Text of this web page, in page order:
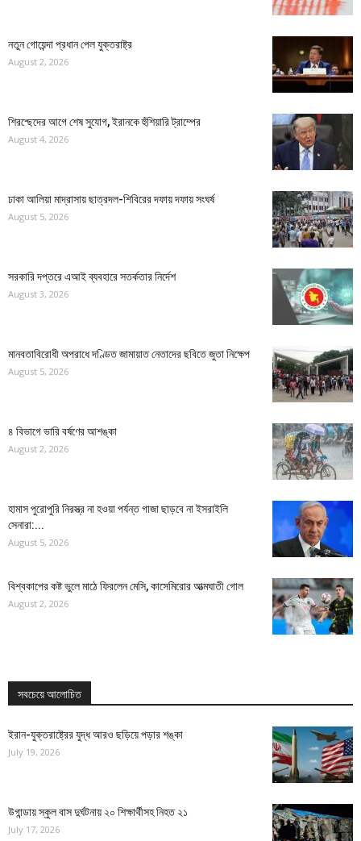
নতুন গোয়েন্দা প্রধান পেল যুক্তরাষ্ট্র
August 2, 2026
শিরশ্ছেদের আগে শেষ সুযোগ, ইরানকে হুঁশিয়ারি ট্রাম্পের
August 4, 2026
ঢাকা আলিয়া মাদ্রাসায় ছাত্রদল-শিবিরের দফায় দফায় সংঘর্ষ
August 5, 2026
সরকারি দপ্তরে এআই ব্যবহারে সতর্কতার নির্দেশ
August 3, 2026
মানবতাবিরোধী অপরাধে দণ্ডিত জামায়াত নেতাদের ছবিতে জুতা নিক্ষেপ
August 5, 2026
৪ বিভাগে ভারি বর্ষণের আশঙ্কা
August 2, 2026
হামাস পুরোপুরি নিরস্ত্র না হওয়া পর্যন্ত গাজা ছাড়বে না ইসরাইলি
সেনারা:...
August 5, 2026
বিশ্বকাপের কষ্ট ভুলে মাঠে ফিরলেন মেসি, কাসেমিরোর আত্মঘাতী গোল
August 2, 2026
সবচেয়ে আলোচিত
ইরান-যুক্তরাষ্ট্রের যুদ্ধ আরও ছড়িয়ে পড়ার শঙ্কা
July 19, 2026
উগান্ডায় স্কুল বাস দুর্ঘটনায় ২০ শিক্ষার্থীসহ নিহত ২১
July 17, 2026